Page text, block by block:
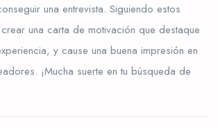
una entrevista. Siguiendo estos
una carta de motivación que destaque
y cause una buena impresión en
¡Mucha suerte en tu búsqueda de